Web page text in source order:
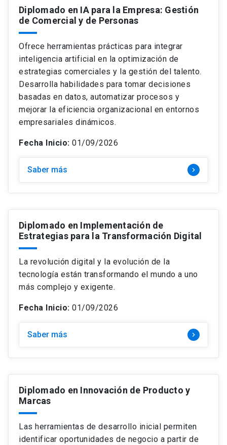
Diplomado en IA para la Empresa: Gestión
de Comercial y de Personas
Ofrece herramientas prácticas para integrar
inteligencia artificial en la optimización de
estrategias comerciales y la gestión del talento.
Desarrolla habilidades para tomar decisiones
basadas en datos, automatizar procesos y
mejorar la eficiencia organizacional en entornos
empresariales dinámicos.
Fecha Inicio: 01/09/2026
Saber más keyboard_arrow_right
Diplomado en Implementación de
Estrategias para la Transformación Digital
La revolución digital y la evolución de la
tecnología están transformando el mundo a uno
más complejo y exigente.
Fecha Inicio: 01/09/2026
Saber más keyboard_arrow_right
Diplomado en Innovación de Producto y
Marcas
Las herramientas de desarrollo inicial permiten
identificar oportunidades de negocio a partir de